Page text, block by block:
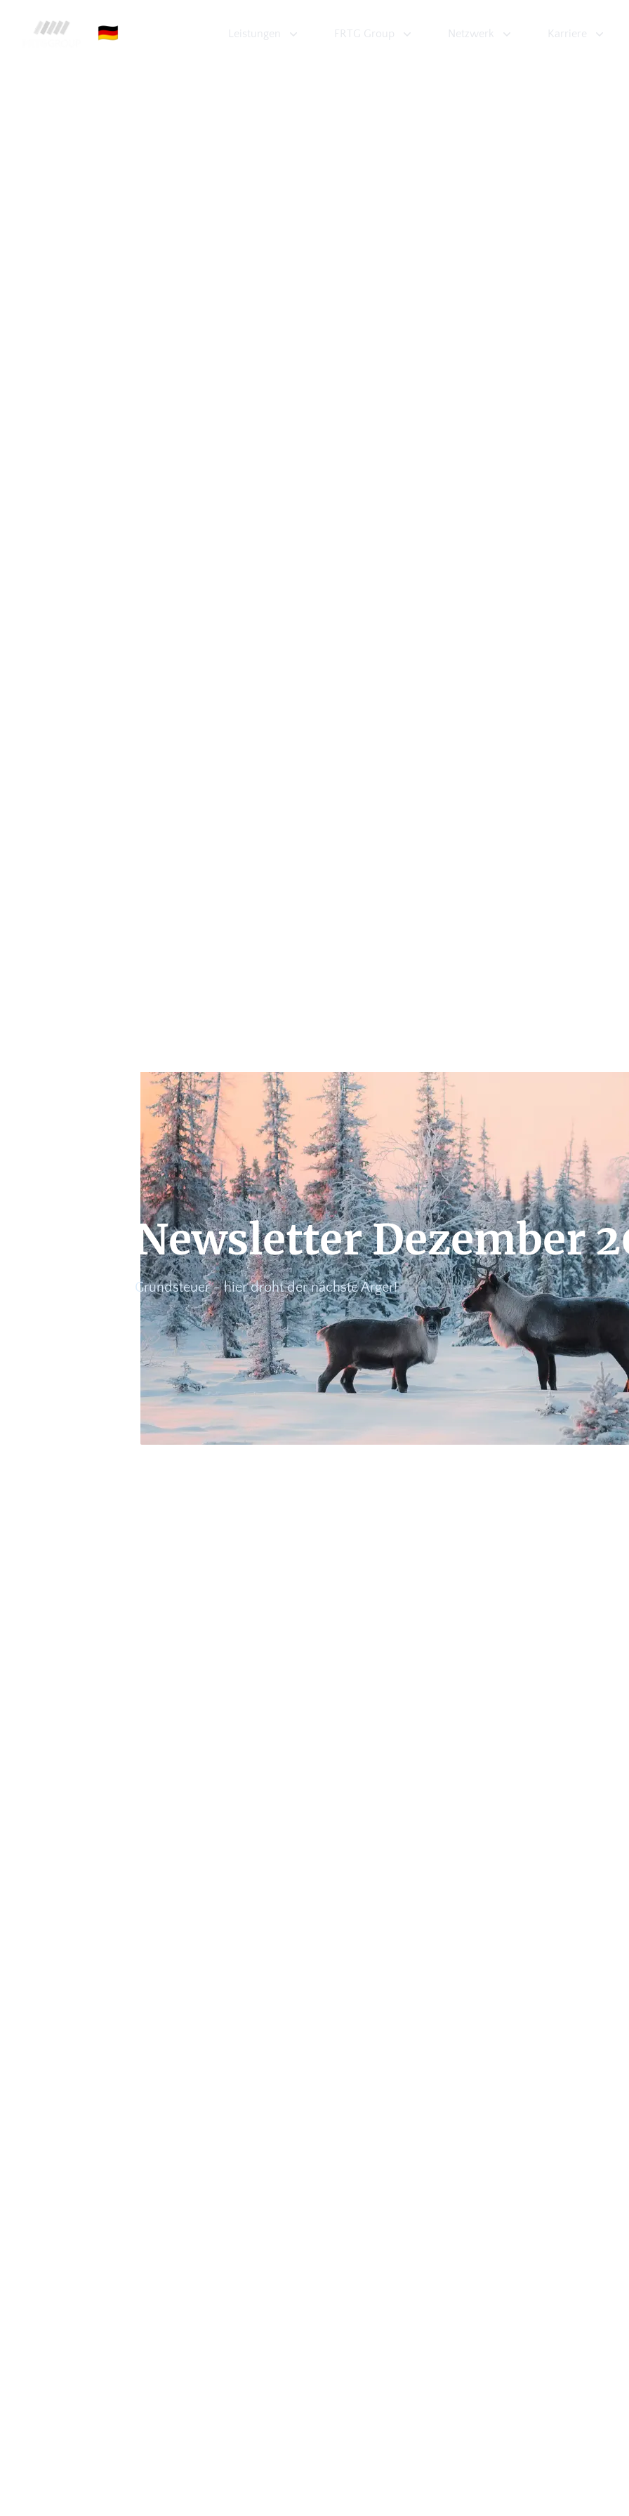
FRTG Group 🇩🇪 Leistungen FRTG Group Netzwerk Karriere
Newsletter Dezember
Grundsteuer - hier droht der nächste Ärger!